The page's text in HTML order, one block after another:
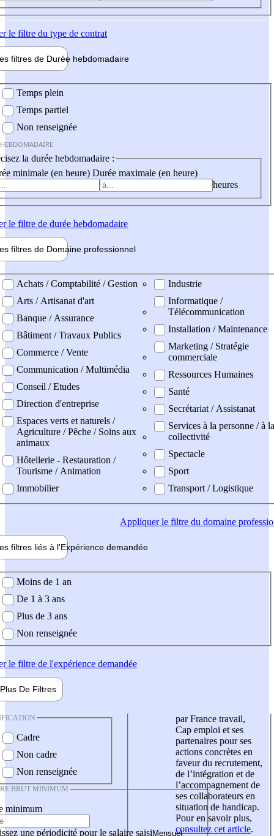
le filtre du type de contrat
filtres de Durée hebdomadaire
Temps plein
Temps partiel
Non renseignée
la durée hebdomadaire :
minimale (en heure) Durée maximale (en heure)
heures
le filtre de durée hebdomadaire
filtres de Domaine professionnel
professionel
Achats / Comptabilité / Gestion
Arts / Artisanat d'art
Banque / Assurance
Bâtiment / Travaux Publics
Commerce / Vente
Communication / Multimédia
Conseil / Etudes
Direction d'entreprise
Espaces verts et naturels /
Agriculture / Pêche / Soins aux
animaux
Hôtellerie - Restauration /
Tourisme / Animation
Immobilier
Industrie
Informatique /
Télécommunication
Installation / Maintenance
Marketing / Stratégie
commerciale
Ressources Humaines
Santé
Secrétariat / Assistanat
Services à la personne / à la
collectivité
Spectacle
Sport
Transport / Logistique
Appliquerle filtre du domaine
filtres liés à l'Expérience demandée
demandée
Moins de 1 an
De 1 à 3 ans
Plus de 3 ans
Non renseignée
le filtre de l'expérience demandée
Plus De Filtres
Cadre
Non cadre
Non renseignée
BRUT MINIMUM
minimum
une périodicité pour le salaire saisi
par France travail,
Cap emploi et ses
partenaires pour ses
actions concrètes en
faveur du recrutement,
de l’intégration et de
l’accompagnement de
ses collaborateurs en
situation de handicap.
Pour en savoir plus,
consultez cet article.